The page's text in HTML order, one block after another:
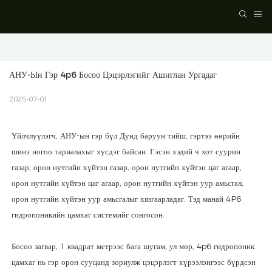
АНУ-Ын Гэр 4p6 Босоо Цэцэрлэгийг Ашиглан Ургадаг
2025-07-01
Үйлчлүүлэгч, АНУ-ын гэр бүл Дунд баруун тийш, гэртээ өөрийн
шинэ ногоо тариалахыг хүсдэг байсан. Гэсэн хэдий ч хот суурин
газар, орон нутгийн хүйтэн газар, орон нутгийн хүйтэн цаг агаар,
орон нутгийн хүйтэн цаг агаар, орон нутгийн хүйтэн уур амьсгал,
орон нутгийн хүйтэн уур амьсгалыг хязгаарладаг. Тэд манай 4P6
гидропоникийн цамхаг системийг сонгосон.
Босоо загвар, 1 квадрат метрээс бага шугам, ул мөр, 4p6 гидропоник
цамхаг нь гэр орон сууцанд зориулж цэцэрлэгт хүрээлэнгээс бүрдсэн